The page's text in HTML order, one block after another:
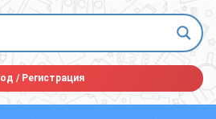
/Регистрация